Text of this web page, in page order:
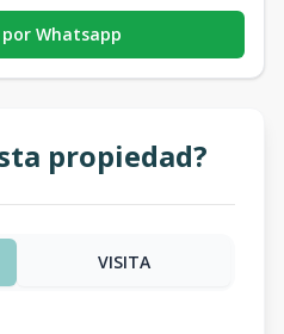
por Whatsapp
propiedad?
VISITA